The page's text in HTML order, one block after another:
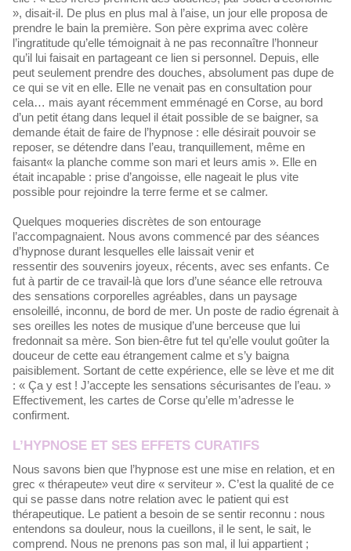
», disait-il. De plus en plus mal à l’aise, un jour elle proposa de
prendre le bain la première. Son père exprima avec colère
l’ingratitude qu’elle témoignait à ne pas reconnaître l’honneur
qu’il lui faisait en partageant ce lien si personnel. Depuis, elle
peut seulement prendre des douches, absolument pas dupe de
ce qui se vit en elle. Elle ne venait pas en consultation pour
cela… mais ayant récemment emménagé en Corse, au bord
d’un petit étang dans lequel il était possible de se baigner, sa
demande était de faire de l’hypnose : elle désirait pouvoir se
reposer, se détendre dans l’eau, tranquillement, même en
faisant« la planche comme son mari et leurs amis ». Elle en
était incapable : prise d’angoisse, elle nageait le plus vite
possible pour rejoindre la terre ferme et se calmer.
Quelques moqueries discrètes de son entourage
l’accompagnaient. Nous avons commencé par des séances
d’hypnose durant lesquelles elle laissait venir et
ressentir des souvenirs joyeux, récents, avec ses enfants. Ce
fut à partir de ce travail-là que lors d’une séance elle retrouva
des sensations corporelles agréables, dans un paysage
ensoleillé, inconnu, de bord de mer. Un poste de radio égrenait à
ses oreilles les notes de musique d’une berceuse que lui
fredonnait sa mère. Son bien-être fut tel qu’elle voulut goûter la
douceur de cette eau étrangement calme et s’y baigna
paisiblement. Sortant de cette expérience, elle se lève et me dit
: « Ça y est ! J’accepte les sensations sécurisantes de l’eau. »
Effectivement, les cartes de Corse qu’elle m’adresse le
confirment.
L’HYPNOSE ET SES EFFETS CURATIFS
Nous savons bien que l’hypnose est une mise en relation, et en
grec « thérapeute» veut dire « serviteur ». C’est la qualité de ce
qui se passe dans notre relation avec le patient qui est
thérapeutique. Le patient a besoin de se sentir reconnu : nous
entendons sa douleur, nous la cueillons, il le sent, le sait, le
comprend. Nous ne prenons pas son mal, il lui appartient ;